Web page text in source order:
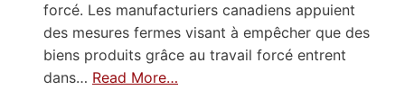
forcé. Les manufacturiers canadiens appuient
des mesures fermes visant à empêcher que des
biens produits grâce au travail forcé entrent
dans… Read More…